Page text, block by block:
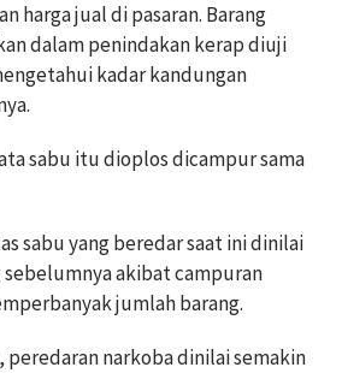
harga jual di pasaran. Barang
dalam penindakan kerap diuji
kadar kandungan
sabu itu dioplos dicampur sama
sabu yang beredar saat ini dinilai
akibat campuran
jumlah barang.
peredaran narkoba dinilai semakin